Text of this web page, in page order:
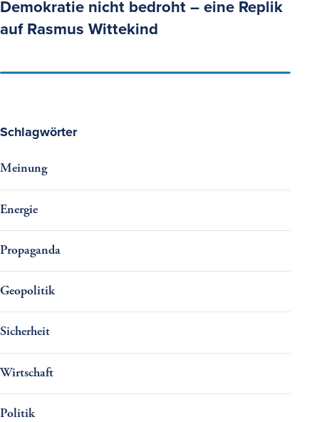
Demokratie nicht bedroht – eine Replik
auf Rasmus Wittekind
Schlagwörter
Meinung
Energie
Propaganda
Geopolitik
Sicherheit
Wirtschaft
Politik